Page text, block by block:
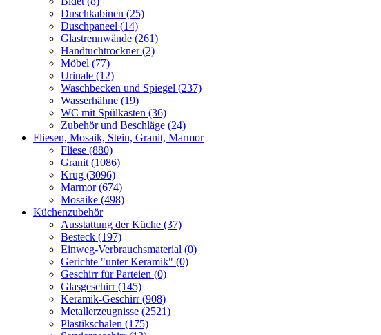
Duschkabinen (25)
Duschpaneel (14)
Glastrennwände (261)
Handtuchtrockner (2)
Möbel (77)
Urinale (12)
Waschbecken und Spiegel (237)
Wasserhähne (19)
WC mit Spülkasten (36)
Zubehör und Beschläge (24)
Fliesen, Mosaik, Stein, Granit, Marmor
Fliese (880)
Granit (1086)
Krug (3096)
Marmor (674)
Mosaike (498)
Küchenzubehör
Ausstattung der Küche (37)
Besteck (197)
Einweg-Verbrauchsmaterial (0)
Gerichte "unter Keramik" (0)
Geschirr für Parteien (0)
Glasgeschirr (145)
Keramik-Geschirr (908)
Metallerzeugnisse (2521)
Plastikschalen (175)